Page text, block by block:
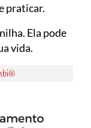
praticar.
Ela pode
vida.